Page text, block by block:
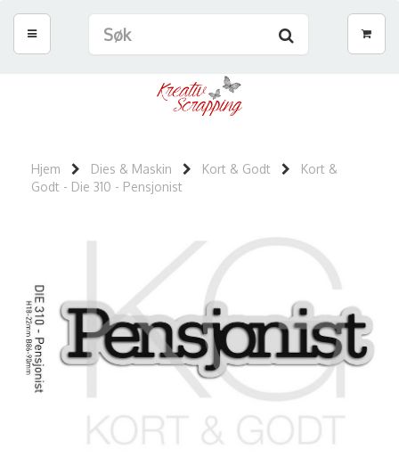
Hjem Dies & Maskin Kort & Godt
Kort &
Godt - Die 310 - Pensjonist